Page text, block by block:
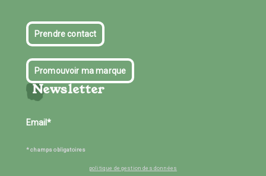
Prendre contact
Promouvoir ma marque
Newsletter
* champs obligatoires
politique de gestion des données